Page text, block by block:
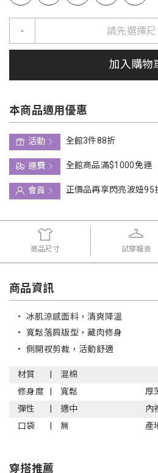
請先選擇
-
加入購物
本商品適用優惠
活動
全館3件88折
運費
全館商品滿$1000免運
會員
正價品再享閃亮波妞
商品尺寸 試穿報告
商品資訊
• 冰肌涼感面料，清爽降溫
• 寬鬆落肩版型，藏肉修身
• 側開衩剪裁，活動舒適
材質
混棉
修身度
寬鬆 厚
彈性
適中 內
口袋
無 產
穿搭推薦